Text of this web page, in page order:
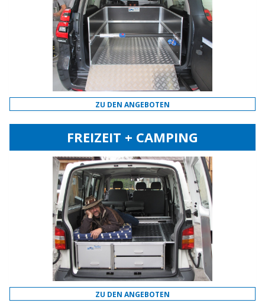
ZU DEN ANGEBOTEN
FREIZEIT + CAMPING
ZU DEN ANGEBOTEN